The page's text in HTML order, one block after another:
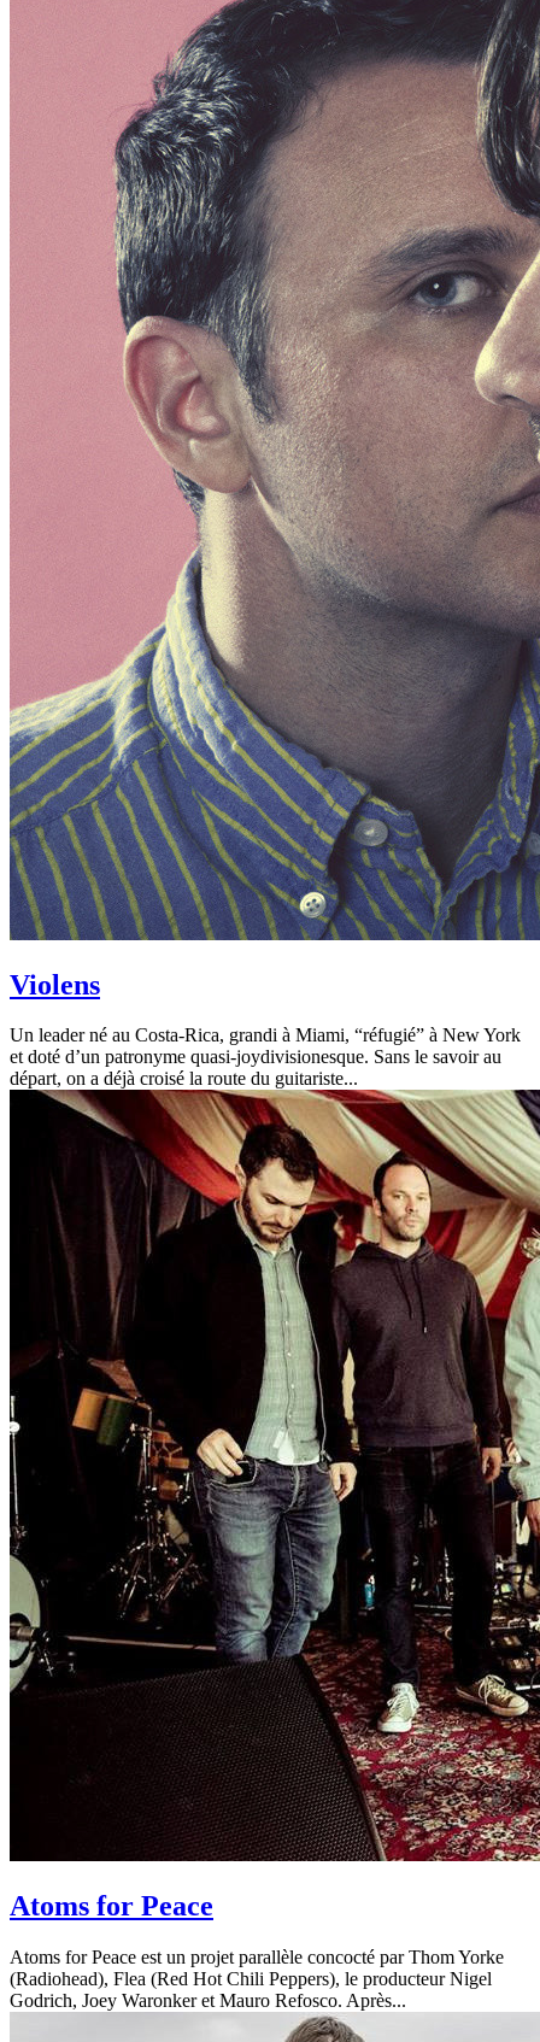
Violens
Un leader né au Costa-Rica, grandi à Miami, “réfugié” à New York
et doté d’un patronyme quasi-joydivisionesque. Sans le savoir au
départ, on a déjà croisé la route du guitariste...
Atoms for Peace
Atoms for Peace est un projet parallèle concocté par Thom Yorke
(Radiohead), Flea (Red Hot Chili Peppers), le producteur Nigel
Godrich, Joey Waronker et Mauro Refosco. Après...